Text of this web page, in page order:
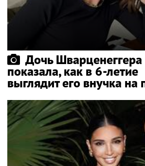
Дочь Шварценеггера
показала, как в 6-летие
выглядит его внучка на